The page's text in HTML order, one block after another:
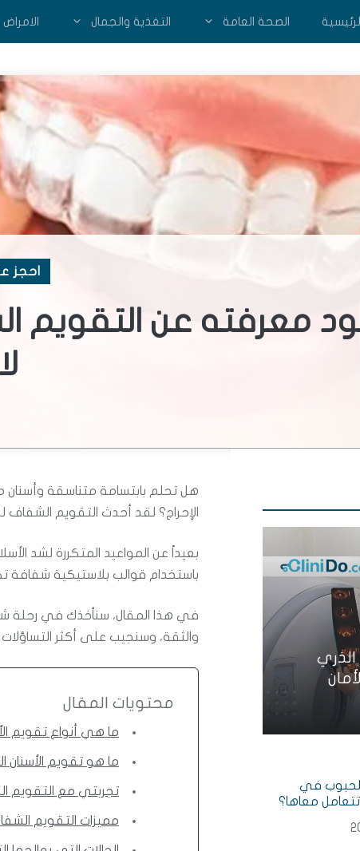
الرئيسية الصحة العامة التغذية والجمال الامراض
احجز
معرفته عن التقويم
هل تحلم بابتسامة متناسقة
الإحراج؟ لقد أحدث التقويم
بعيداً عن المواعيد المتكررة لشد
باستخدام قوالب بلاستيكية شفافة
في هذا المقال، سنأخذك في رحلة
والثقة، وسنجيب على أكثر
محتويات المقال
ما هي أنواع تقويم
ما هو تقويم
تجربتي مع التقويم
مميزات التقويم
في
معاها؟